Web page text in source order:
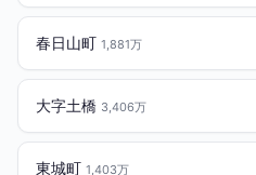
春日山町 1,881万
大字土橋 3,406万
東城町 1,403万